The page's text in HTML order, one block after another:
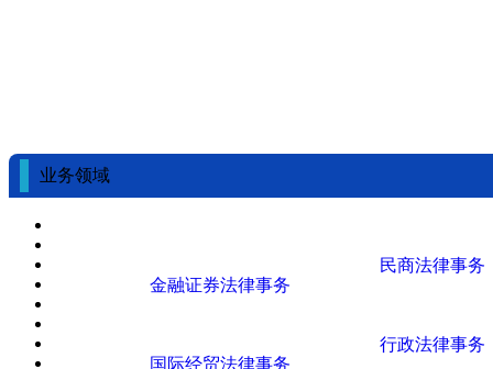
业务领域
民商法律事务
金融证券法律事务
行政法律事务
国际经贸法律事务